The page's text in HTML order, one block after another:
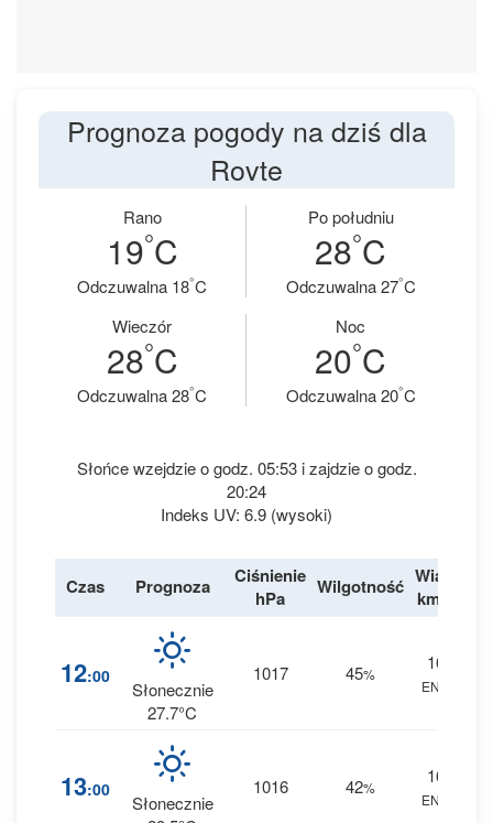
Prognoza pogody na dziś dla
Rovte
Rano
19°C
Odczuwalna 18°C
Po południu
28°C
Odczuwalna 27°C
Wieczór
28°C
Odczuwalna 28°C
Noc
20°C
Odczuwalna 20°C
Słońce wzejdzie o godz. 05:53 i zajdzie o godz.
20:24
Indeks UV: 6.9 (wysoki)
Czas Prognoza
Ciśnienie
hPa
Wilgotność Wiatr
km/h
12:00
Słonecznie
27.7°C
1017 45%
16
ENE
13:00
Słonecznie
1016 42%
16
ENE